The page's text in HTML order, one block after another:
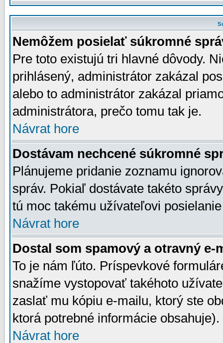
Nemôžem posielať súkromné
Pre toto existujú tri hlavné dôvody.
prihlásený, administrátor zakázal
alebo to administrátor zakázal
administrátora, prečo tomu tak je.
Návrat hore
Dostávam nechcené súkromné
Plánujeme pridanie zoznamu
správ. Pokiaľ dostávate takéto
tú moc takému užívateľovi
Návrat hore
Dostal som spamový a otravný e-
To je nám ľúto. Príspevkové
snažíme vystopovať takéhoto
zaslať mu kópiu e-mailu, ktorý ste
ktorá potrebné informácie
Návrat hore